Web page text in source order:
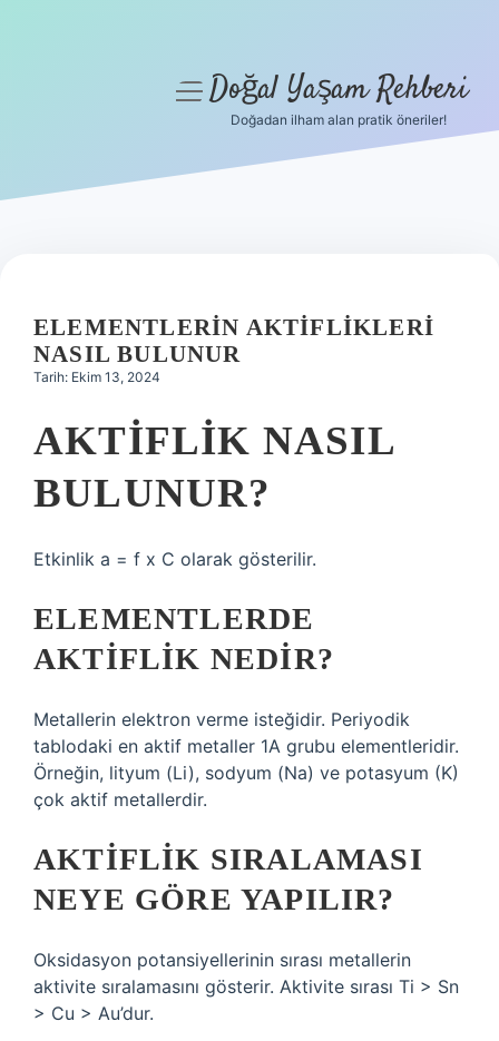
Hakkımızda
menüyüDoğal Yaşam Rehberi
Doğadan ilham alan pratik öneriler!
ELEMENTLERIN AKTIFLIKLERI
NASIL BULUNUR
Tarih: Ekim 13, 2024
AKTIFLIK NASIL
BULUNUR?
Etkinlik a = f x C olarak gösterilir.
ELEMENTLERDE
AKTIFLIK NEDIR?
Metallerin elektron verme isteğidir. Periyodik
tablodaki en aktif metaller 1A grubu elementleridir.
Örneğin, lityum (Li), sodyum (Na) ve potasyum (K)
çok aktif metallerdir.
AKTIFLIK SIRALAMASI
NEYE GÖRE YAPILIR?
Oksidasyon potansiyellerinin sırası metallerin
aktivite sıralamasını gösterir. Aktivite sırası Ti > Sn
> Cu > Au’dur.